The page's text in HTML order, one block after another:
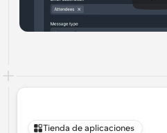
Tienda de aplicaciones